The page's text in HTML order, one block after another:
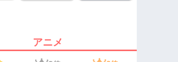
アニメ